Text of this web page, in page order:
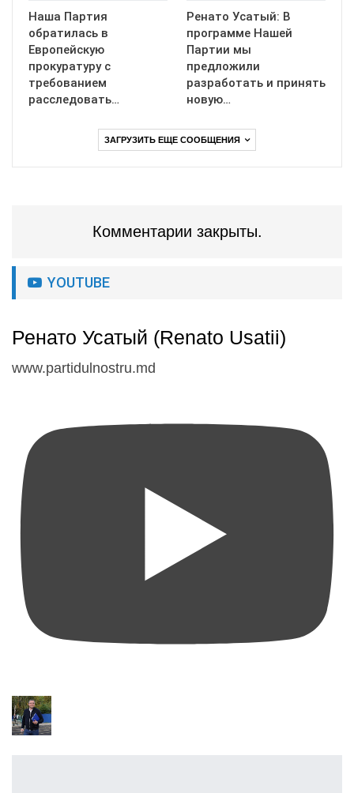
Наша Партия
обратилась в
Европейскую
прокуратуру с
требованием
расследовать…
Ренато Усатый: В
программе Нашей
Партии мы
предложили
разработать и принять
новую…
ЗАГРУЗИТЬ ЕЩЕ СООБЩЕНИЯ
Комментарии закрыты.
YOUTUBE
Ренато Усатый (Renato Usatii)
www.partidulnostru.md